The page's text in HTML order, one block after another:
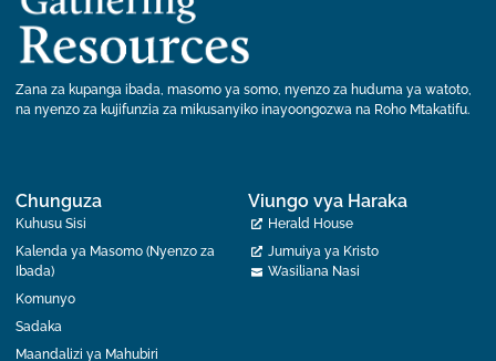
Zana za kupanga ibada, masomo ya somo, nyenzo za huduma ya watoto,
na nyenzo za kujifunzia za mikusanyiko inayoongozwa na Roho Mtakatifu.
Chunguza
Kuhusu Sisi
Kalenda ya Masomo (Nyenzo za
Ibada)
Komunyo
Sadaka
Maandalizi ya Mahubiri
Viungo vya Haraka
Herald House
Jumuiya ya Kristo
Wasiliana Nasi